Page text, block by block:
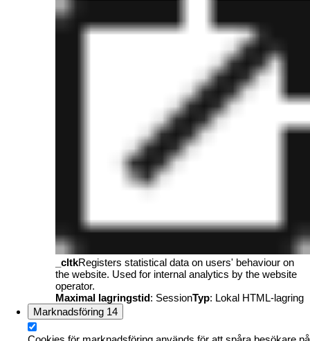
_cltkRegisters statistical data on users' behaviour on
the website. Used for internal analytics by the website
operator.
Maximal lagringstid: SessionTyp: Lokal HTML-lagring
Marknadsföring 14